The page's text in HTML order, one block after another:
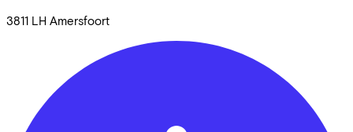
3811 LH Amersfoort